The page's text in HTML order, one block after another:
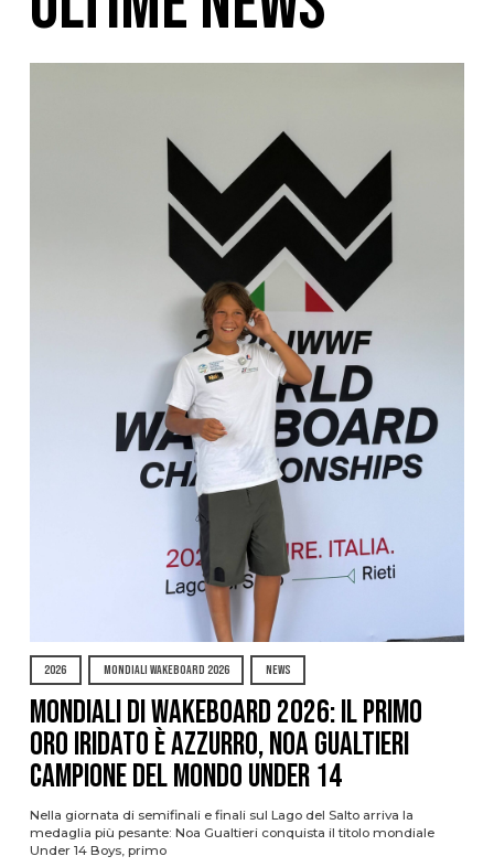
2026 MONDIALI WAKEBOARD 2026 NEWS
Mondiali di Wakeboard 2026: il primo
oro iridato è azzurro, Noa Gualtieri
campione del mondo Under 14
Nella giornata di semifinali e finali sul Lago del Salto arriva la
medaglia più pesante: Noa Gualtieri conquista il titolo mondiale
Under 14 Boys, primo